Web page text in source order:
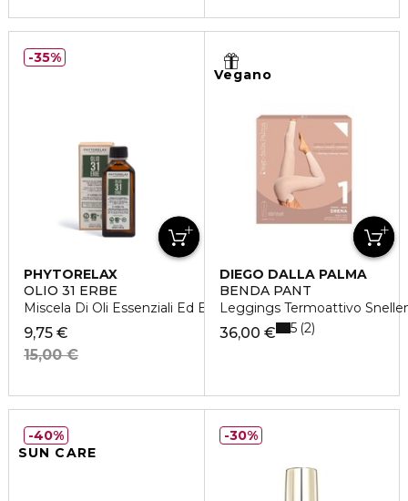
PHYTORELAX
OLIO 31 ERBE
Miscela Di Oli Essenziali Ed Estratti Da Erbe E Piante
9,75 €
15,00 €
35%
Vegano
DIEGO DALLA PALMA
BENDA PANT
Leggings Termoattivo
36,00 € 5 2
SUN CARE
40% 30%